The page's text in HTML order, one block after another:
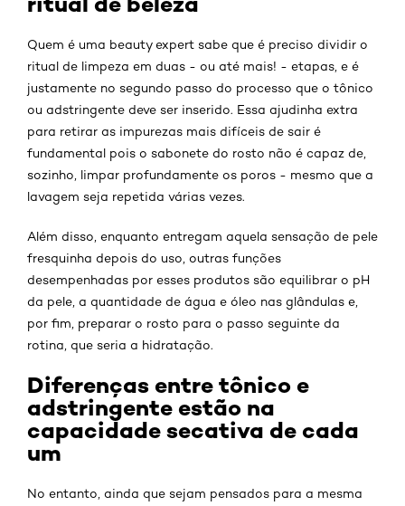
Quem é uma beauty expert sabe que é preciso dividir o
ritual de limpeza em duas - ou até mais! - etapas, e é
justamente no segundo passo do processo que o tônico
ou adstringente deve ser inserido. Essa ajudinha extra
para retirar as impurezas mais difíceis de sair é
fundamental pois o sabonete do rosto não é capaz de,
sozinho, limpar profundamente os poros - mesmo que a
lavagem seja repetida várias vezes.
Além disso, enquanto entregam aquela sensação de pele
fresquinha depois do uso, outras funções
desempenhadas por esses produtos são equilibrar o pH
da pele, a quantidade de água e óleo nas glândulas e,
por fim, preparar o rosto para o passo seguinte da
rotina, que seria a hidratação.
Diferenças entre tônico e
adstringente estão na
capacidade secativa de cada
um
No entanto, ainda que sejam pensados para a mesma